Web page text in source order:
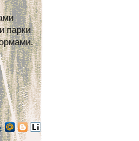
парки